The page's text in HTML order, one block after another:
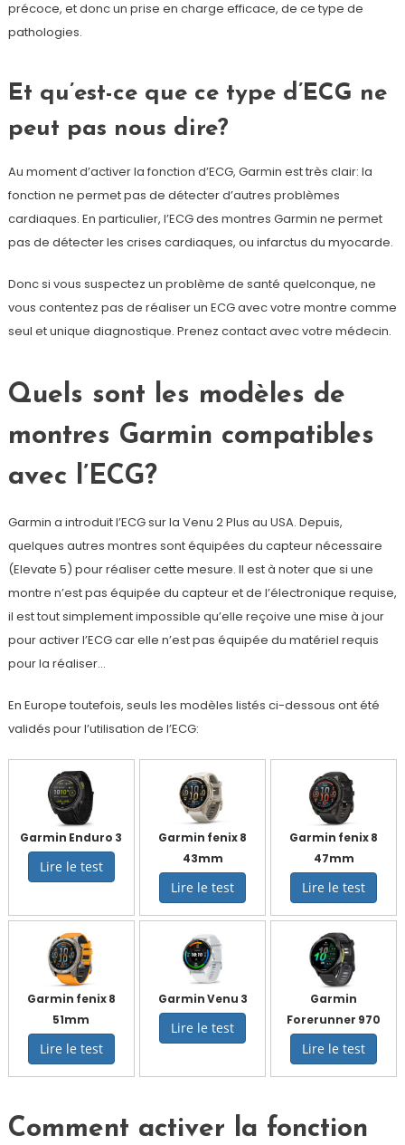
précoce, et donc un prise en charge efficace, de ce type de
pathologies.
Et qu’est-ce que ce type d’ECG ne
peut pas nous dire?
Au moment d’activer la fonction d’ECG, Garmin est très clair: la
fonction ne permet pas de détecter d’autres problèmes
cardiaques. En particulier, l’ECG des montres Garmin ne permet
pas de détecter les crises cardiaques, ou infarctus du myocarde.
Donc si vous suspectez un problème de santé quelconque, ne
vous contentez pas de réaliser un ECG avec votre montre comme
seul et unique diagnostique. Prenez contact avec votre médecin.
Quels sont les modèles de
montres Garmin compatibles
avec l’ECG?
Garmin a introduit l’ECG sur la Venu 2 Plus au USA. Depuis,
quelques autres montres sont équipées du capteur nécessaire
(Elevate 5) pour réaliser cette mesure. Il est à noter que si une
montre n’est pas équipée du capteur et de l’électronique requise,
il est tout simplement impossible qu’elle reçoive une mise à jour
pour activer l’ECG car elle n’est pas équipée du matériel requis
pour la réaliser…
En Europe toutefois, seuls les modèles listés ci-dessous ont été
validés pour l’utilisation de l’ECG:
Garmin Enduro 3
Lire le test
Garmin fenix 8
43mm
Lire le test
Garmin fenix 8
47mm
Lire le test
Garmin fenix 8
51mm
Lire le test
Garmin Venu 3
Lire le test
Garmin
Forerunner 970
Lire le test
Comment activer la fonction